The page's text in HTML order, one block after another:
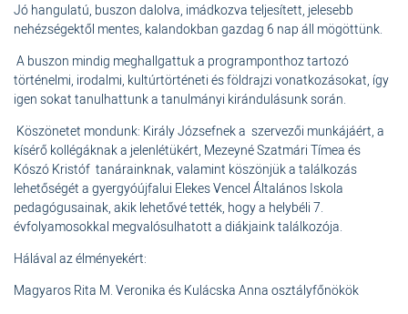
Jó hangulatú, buszon dalolva, imádkozva teljesített, jelesebb
nehézségektől mentes, kalandokban gazdag 6 nap áll mögöttünk.
A buszon mindig meghallgattuk a programponthoz tartozó
történelmi, irodalmi, kultúrtörténeti és földrajzi vonatkozásokat, így
igen sokat tanulhattunk a tanulmányi kirándulásunk során.
Köszönetet mondunk: Király Józsefnek a szervezői munkájáért, a
kísérő kollégáknak a jelenlétükért, Mezeyné Szatmári Tímea és
Kószó Kristóf tanárainknak, valamint köszönjük a találkozás
lehetőségét a gyergyóújfalui Elekes Vencel Általános Iskola
pedagógusainak, akik lehetővé tették, hogy a helybéli 7.
évfolyamosokkal megvalósulhatott a diákjaink találkozója.
Hálával az élményekért:
Magyaros Rita M. Veronika és Kulácska Anna osztályfőnökök